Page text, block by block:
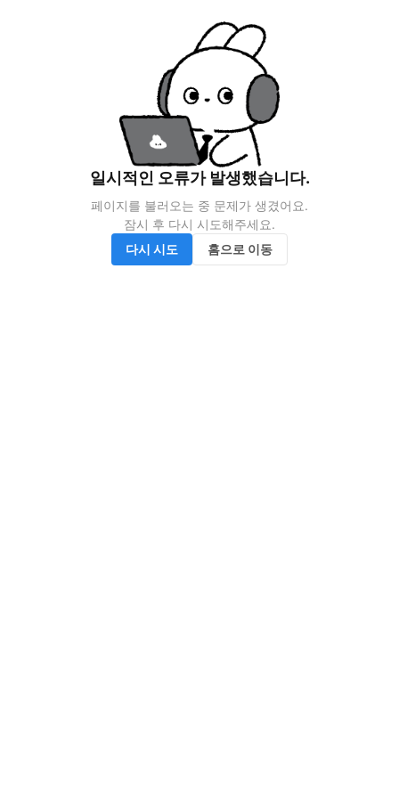
일시적인 오류가 발생했습니다.
페이지를 불러오는 중 문제가 생겼어요.
잠시 후 다시 시도해주세요.
다시 시도
홈으로 이동